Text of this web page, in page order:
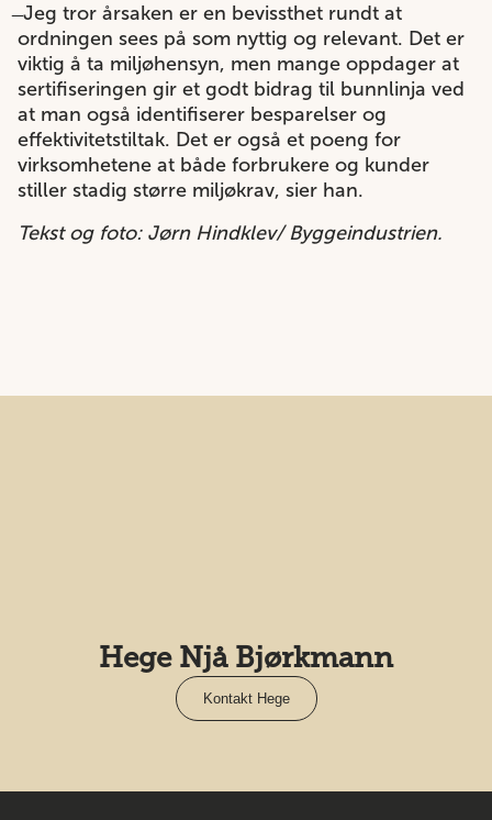
̶ Jeg tror årsaken er en bevissthet rundt at
ordningen sees på som nyttig og relevant. Det er
viktig å ta miljøhensyn, men mange oppdager at
sertifiseringen gir et godt bidrag til bunnlinja ved
at man også identifiserer besparelser og
effektivitetstiltak. Det er også et poeng for
virksomhetene at både forbrukere og kunder
stiller stadig større miljøkrav, sier han.
Tekst og foto: Jørn Hindklev/ Byggeindustrien.
Hege Njå Bjørkmann
Kontakt Hege